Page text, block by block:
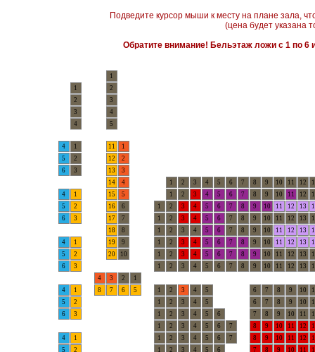
Подведите курсор мыши к месту на плане зала,
(цена будет указана
Обратите внимание! Бельэтаж ложи с 1 по 6
1
1
2
2
3
3
4
4
5
4 1 11
1
5
2 12
2
6
3 13
3
14
4 1 2 3 4 5 6 7 8 9 10 11 12
4
1 15 5 1 2 3 4 5 6 7 8 9 10 11 12
5
2 16 6 1 2 3 4 5 6 7 8 9 10 11 12 13
6
3 17 7 1 2 3 4 5 6 7 8 9 10 11 12 13
18
8 1 2 3 4 5 6 7 8 9 10 11 12 13
4
1 19 9 1 2 3 4 5 6 7 8 9 10 11 12 13
5
2 20 10 1 2 3 4 5 6 7 8 9 10 11 12 13
6
3 1 2 3 4 5 6 7 8 9 10 11 12 13
4
3 2
1
4
1 8 7 6 5 1 2 3 4 5 6 7 8 9 10
5
2 1 2 3 4 5 6 7 8 9 10
6
3 1 2 3 4 5 6 7 8 9 10 11
1
2 3 4 5 6 7 8 9 10 11 12
4
1 1 2 3 4 5 6 7 8 9 10 11 12
5
2 1 2 3 4 5 6 7 8 9 10 11